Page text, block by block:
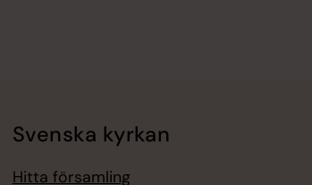
Svenska kyrkan
Hitta församling